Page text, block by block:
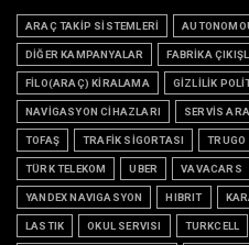
ARAÇ TAKİP SİSTEMLERİ
DİĞER KAMPANYALAR FABRİKA
FİLO(ARAÇ) KİRALAMA GİZLİLİK
NAVİGASYON CİHAZLARI SERVİS
TOFAŞ TRAFİK SİGORTASI TRUGO
TÜRK TELEKOM UBER VAVACARS
YANDEX NAVIGASYON HIBRIT
LASTIK OKUL SERVISI TURKCELL